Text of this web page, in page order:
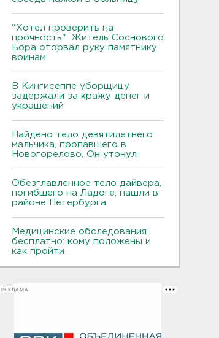
"Хотел проверить на
прочность". Житель Соснового
Бора оторвал руку памятнику
воинам
В Кингисеппе уборщицу
задержали за кражу денег и
украшений
Найдено тело девятилетнего
мальчика, пропавшего в
Новогорелово. Он утонул
Обезглавленное тело дайвера,
погибшего на Ладоге, нашли в
районе Петербурга
Медицинские обследования
бесплатно: кому положены и
как пройти
РЕКЛАМА